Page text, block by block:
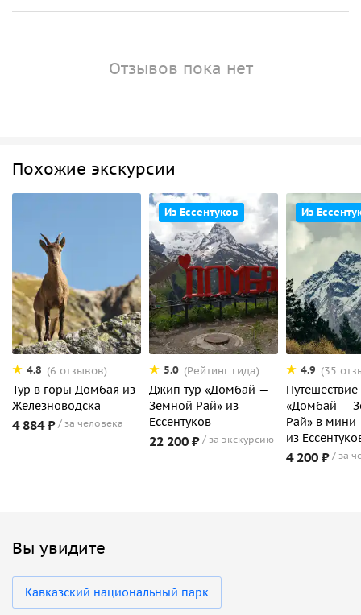
Отзывов пока нет
Похожие экскурсии
4.8 (6 отзывов)
Тур в горы Домбая из
Железноводска
4 884 ₽ за человека
Из Ессентуков
5.0 (Рейтинг гида)
Джип тур «Домбай —
Земной Рай» из
Ессентуков
22 200 ₽ за экскурсию
Из
4.9 (35
«Домбай —
Рай» в
из
4 200 ₽ за
Вы увидите
Кавказский национальный парк